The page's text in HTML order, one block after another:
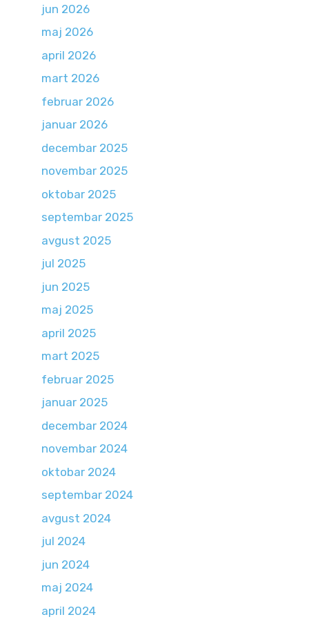
jun 2026
maj 2026
april 2026
mart 2026
februar 2026
januar 2026
decembar 2025
novembar 2025
oktobar 2025
septembar 2025
avgust 2025
jul 2025
jun 2025
maj 2025
april 2025
mart 2025
februar 2025
januar 2025
decembar 2024
novembar 2024
oktobar 2024
septembar 2024
avgust 2024
jul 2024
jun 2024
maj 2024
april 2024